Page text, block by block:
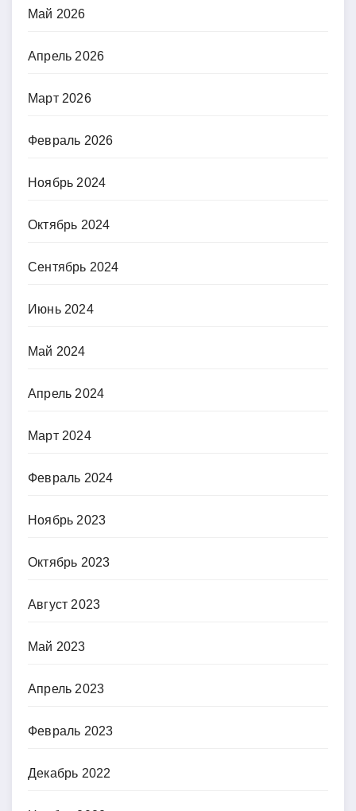
Май 2026
Апрель 2026
Март 2026
Февраль 2026
Ноябрь 2024
Октябрь 2024
Сентябрь 2024
Июнь 2024
Май 2024
Апрель 2024
Март 2024
Февраль 2024
Ноябрь 2023
Октябрь 2023
Август 2023
Май 2023
Апрель 2023
Февраль 2023
Декабрь 2022